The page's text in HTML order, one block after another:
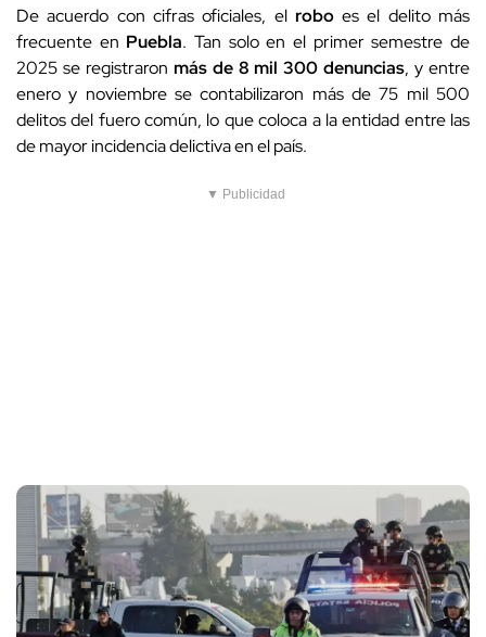
De acuerdo con cifras oficiales, el roboes el delito más
frecuente en Puebla. Tan solo en el primer semestre de
2025 se registraron más de 8 mil 300 denuncias, y entre
enero y noviembre se contabilizaron más de 75 mil 500
delitos del fuero común, lo que coloca a la entidad entre las
de mayor incidencia delictiva en el país.
▼ Publicidad